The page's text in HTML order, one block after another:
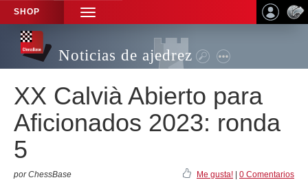
SHOP
TOGGLE
NAVIGATION
Noticias de ajedrez
XX Calvià Abierto para
Aficionados 2023: ronda
5
por ChessBase Me gusta! 0 Comentarios